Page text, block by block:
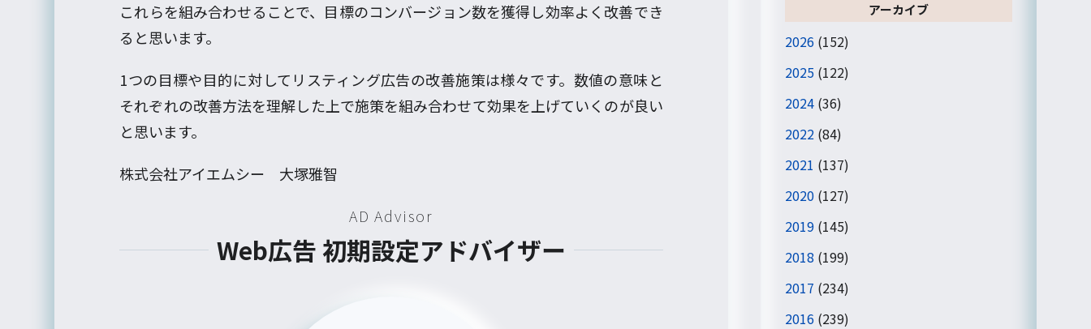
これらを組み合わせることで、目標のコンバージョン数を獲得し効率よく改善でき
ると思います。
1つの目標や目的に対してリスティング広告の改善施策は様々です。数値の意味と
それぞれの改善方法を理解した上で施策を組み合わせて効果を上げていくのが良い
と思います。
株式会社アイエムシー 大塚雅智
AD Advisor
Web広告 初期設定アドバイザー
アーカイブ
2026(152)
2025(122)
2024(36)
2022(84)
2021 (137)
2020(127)
2019(145)
2018 (199)
2017 (234)
2016(239)